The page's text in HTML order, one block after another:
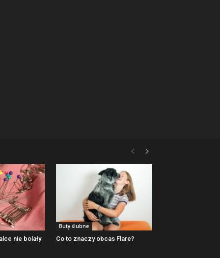
nie bolały
Buty ślubne
Co to znaczy obcas Flare?